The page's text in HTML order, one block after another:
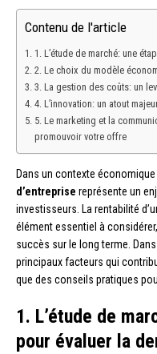
Contenu de l'article
1. L’étude de marché: une
2. Le choix du modèle
3. La gestion des coûts: un
4. L’innovation: un atout
5. Le marketing et la
promouvoir votre offre
Dans un contexte
d’entreprise représente un
investisseurs. La rentabilité
élément essentiel à
succès sur le long terme.
principaux facteurs qui
que des conseils pratiques
1. L’étude de
pour évaluer la